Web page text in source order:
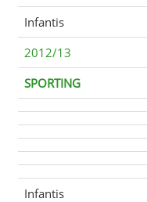
Infantis
2012/13
SPORTING
Infantis